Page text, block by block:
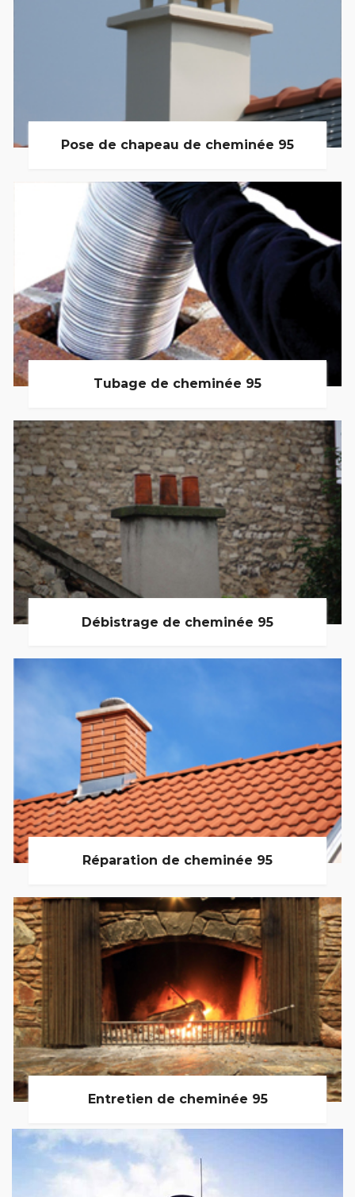
Pose de chapeau de cheminée 95
Tubage de cheminée 95
Débistrage de cheminée 95
Réparation de cheminée 95
Entretien de cheminée 95